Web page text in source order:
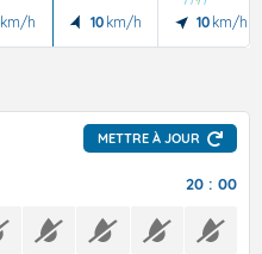
km/h 10 km/h 10 km/h
METTRE À JOUR
20 : 00